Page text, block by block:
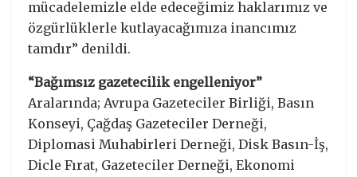
mücadelemizle elde edeceğimiz haklarımız ve
özgürlüklerle kutlayacağımıza inancımız
tamdır” denildi.
“Bağımsız gazetecilik engelleniyor”
Aralarında; Avrupa Gazeteciler Birliği, Basın
Konseyi, Çağdaş Gazeteciler Derneği,
Diplomasi Muhabirleri Derneği, Disk Basın-İş,
Dicle Fırat, Gazeteciler Derneği, Ekonomi